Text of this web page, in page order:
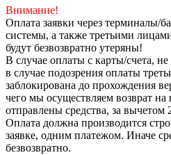
Внимание!
Оплата заявки через терминалы/
системы, а также третьими
будут безвозвратно утеряны!
В случае оплаты с карты/счета,
в случае подозрения оплаты
заблокирована до прохождения
чего мы осуществляем возврат на
отправлены средства, за вычетом
Оплата должна производится
заявке, одним платежом. Иначе
безвозвратно.